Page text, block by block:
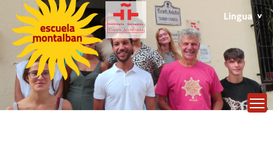
Lingua